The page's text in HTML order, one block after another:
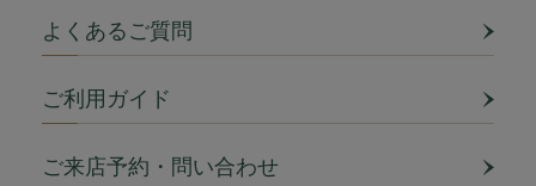
よくあるご質問
ご利用ガイド
ご来店予約・問い合わせ